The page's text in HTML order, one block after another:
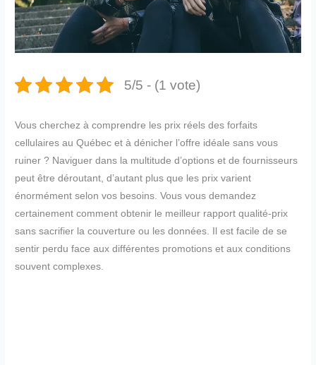
5/5 - (1 vote)
Vous cherchez à comprendre les prix réels des forfaits
cellulaires au Québec et à dénicher l’offre idéale sans vous
ruiner ? Naviguer dans la multitude d’options et de fournisseurs
peut être déroutant, d’autant plus que les prix varient
énormément selon vos besoins. Vous vous demandez
certainement comment obtenir le meilleur rapport qualité-prix
sans sacrifier la couverture ou les données. Il est facile de se
sentir perdu face aux différentes promotions et aux conditions
souvent complexes.